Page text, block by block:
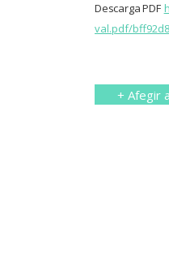
Descarga PDF
val.pdf/
+ Afegir